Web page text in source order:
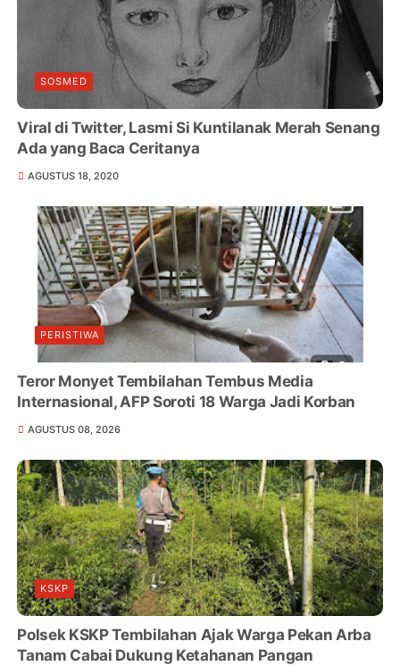
SOSMED
Viral di Twitter, Lasmi Si Kuntilanak Merah Senang
Ada yang Baca Ceritanya
AGUSTUS 18, 2020
PERISTIWA
Teror Monyet Tembilahan Tembus Media
Internasional, AFP Soroti 18 Warga Jadi Korban
AGUSTUS 08, 2026
KSKP
Polsek KSKP Tembilahan Ajak Warga Pekan Arba
Tanam Cabai Dukung Ketahanan Pangan